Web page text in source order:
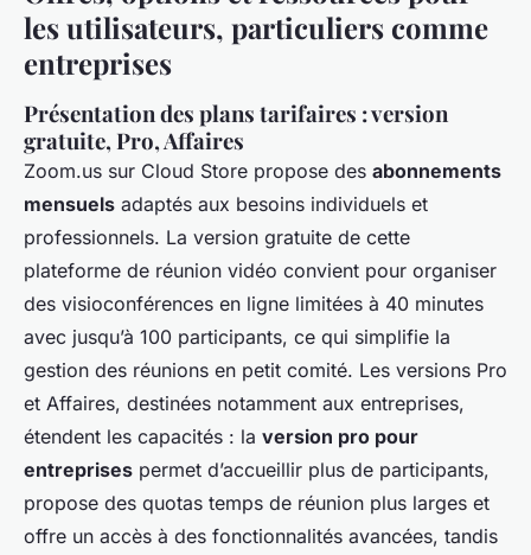
les utilisateurs, particuliers comme
entreprises
Présentation des plans tarifaires : version
gratuite, Pro, Affaires
Zoom.us sur Cloud Store propose des abonnements
mensuels adaptés aux besoins individuels et
professionnels. La version gratuite de cette
plateforme de réunion vidéo convient pour organiser
des visioconférences en ligne limitées à 40 minutes
avec jusqu’à 100 participants, ce qui simplifie la
gestion des réunions en petit comité. Les versions Pro
et Affaires, destinées notamment aux entreprises,
étendent les capacités : la version pro pour
entreprises permet d’accueillir plus de participants,
propose des quotas temps de réunion plus larges et
offre un accès à des fonctionnalités avancées, tandis